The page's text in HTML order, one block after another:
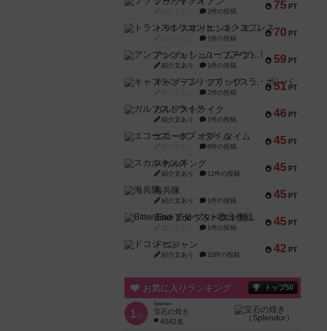
75 PT
2件の投稿
70 PT
トランスオリエント・エクスプレス
1件の投稿
59 PT
アンブッシュ！：ムーブアウト！
紹介文あり 1件の投稿
51 PT
キャプテン・フリップ：イスラ・ボンバ
2件の投稿
46 PT
ガルフストライク
紹介文あり 1件の投稿
45 PT
エコーズ・オブ・タイム
8件の投稿
45 PT
スカルキング
紹介文あり 12件の投稿
45 PT
海兵隊
紹介文あり 1件の投稿
45 PT
Bitter End ブタペスト救出作戦
1件の投稿
42 PT
ドコジャン
紹介文あり 10件の投稿
お気に入りランキング トップ50
1位
Splendor
宝石の煌き
4042名